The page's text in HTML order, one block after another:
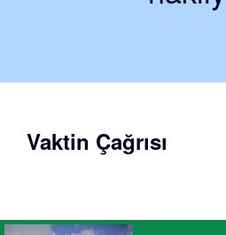
Vaktin Çağrısı